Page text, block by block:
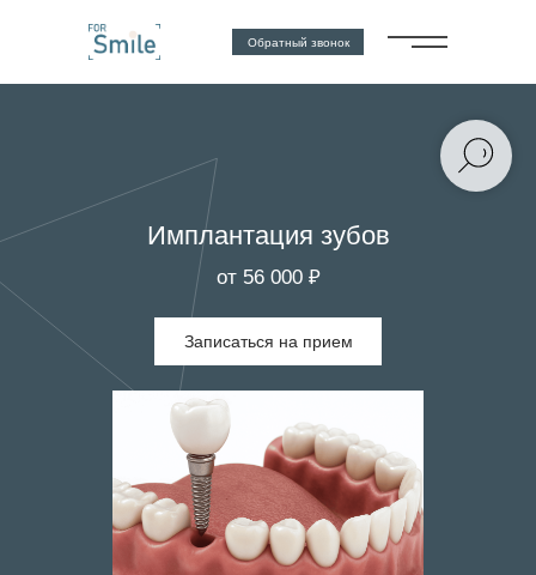
Обратный звонок
Имплантация зубов
от 56 000 ₽
Записаться на прием